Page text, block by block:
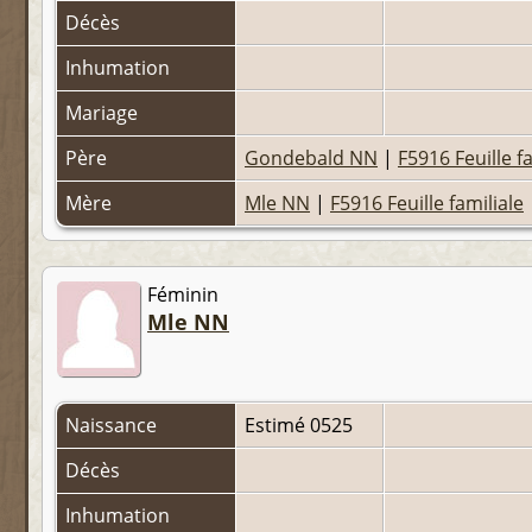
Décès
Inhumation
Mariage
Père
Gondebald NN | F5916 Feuille
Mère
Mle NN | F5916 Feuille familiale
Féminin
Mle NN
Naissance
Estimé 0525
Décès
Inhumation